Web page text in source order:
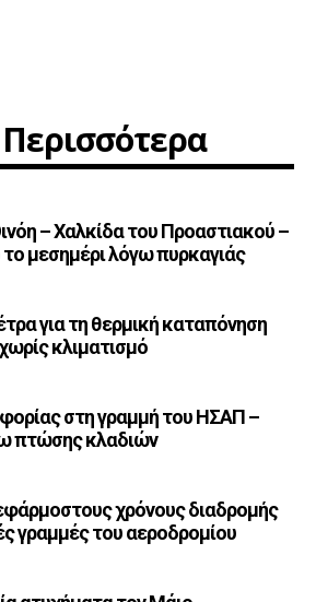
– Χαλκίδα του Προαστιακού –
μεσημέρι λόγω πυρκαγιάς
για τη θερμική καταπόνηση
κλιματισμό
στη γραμμή του ΗΣΑΠ –
πτώσης κλαδιών
χρόνους διαδρομής
γραμμές του αεροδρομίου